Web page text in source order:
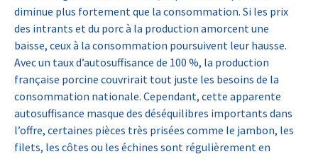
diminue plus fortement que la consommation. Si les prix
des intrants et du porc à la production amorcent une
baisse, ceux à la consommation poursuivent leur hausse.
Avec un taux d’autosuffisance de 100 %, la production
française porcine couvrirait tout juste les besoins de la
consommation nationale. Cependant, cette apparente
autosuffisance masque des déséquilibres importants dans
l’offre, certaines pièces très prisées comme le jambon, les
filets, les côtes ou les échines sont régulièrement en